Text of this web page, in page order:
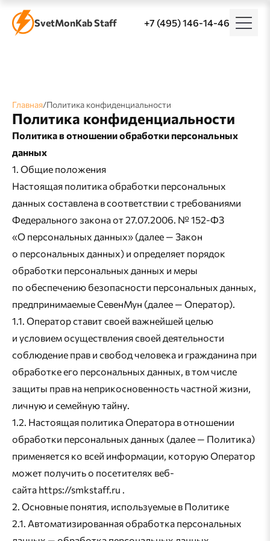
SvetMonKab Staff +7 (495) 146-14-46
Главная/Политика конфиденциальности
Политика конфиденциальности
Политика в отношении обработки персональных
данных
1. Общие положения
Настоящая политика обработки персональных
данных составлена в соответствии с требованиями
Федерального закона от 27.07.2006. № 152-ФЗ
«О персональных данных» (далее — Закон
о персональных данных) и определяет порядок
обработки персональных данных и меры
по обеспечению безопасности персональных данных,
предпринимаемые СевенМун (далее — Оператор).
1.1. Оператор ставит своей важнейшей целью
и условием осуществления своей деятельности
соблюдение прав и свобод человека и гражданина при
обработке его персональных данных, в том числе
защиты прав на неприкосновенность частной жизни,
личную и семейную тайну.
1.2. Настоящая политика Оператора в отношении
обработки персональных данных (далее — Политика)
применяется ко всей информации, которую Оператор
может получить о посетителях веб-
сайта https://smkstaff.ru .
2. Основные понятия, используемые в Политике
2.1. Автоматизированная обработка персональных